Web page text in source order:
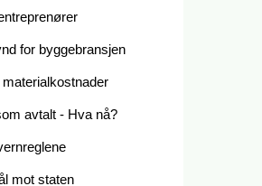
for byggebransjen
avtalt - Hva nå?
mot staten